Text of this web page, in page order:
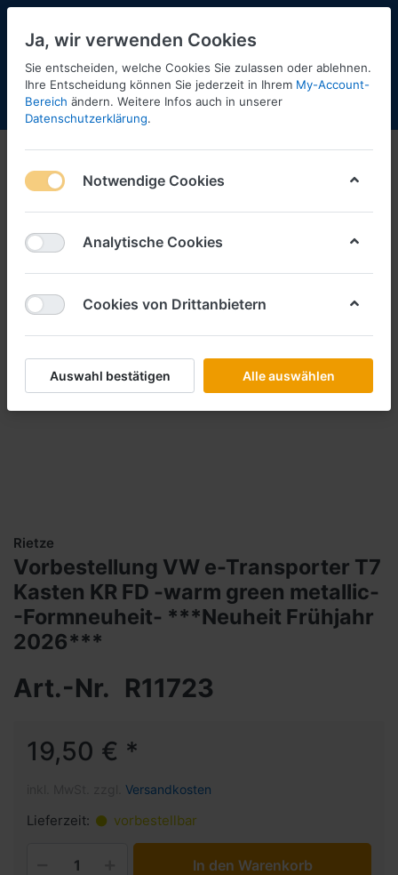
Menü Anmelden Shopaktualisierung
Rietze
Vorbestellung VW e-Transporter T7
Kasten KR FD -warm green metallic-
-Formneuheit- ***Neuheit Frühjahr
2026***
Art.-Nr. R11723
19,50 € *
Versandkosten
Lieferzeit: vorbestellbar
In den Warenkorb
Ja, wir verwenden Cookies
Sie entscheiden, welche Cookies Sie zulassen oder ablehnen.
Ihre Entscheidung können Sie jederzeit in Ihrem My-Account-
Bereich ändern. Weitere Infos auch in unserer
Datenschutzerklärung.
Notwendige Cookies
Analytische Cookies
Cookies von Drittanbietern
Auswahl bestätigen Alle auswählen